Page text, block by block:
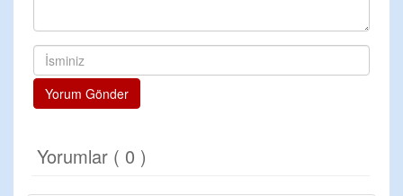
Yorum Gönder
Yorumlar ( 0 )